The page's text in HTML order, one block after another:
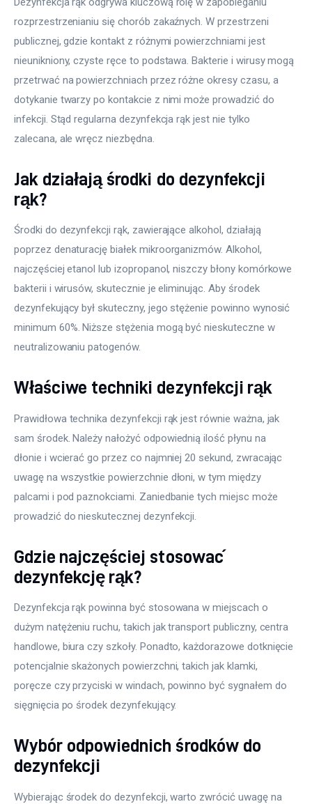
rozprzestrzenianiu się chorób zakaźnych. W przestrzeni
publicznej, gdzie kontakt z różnymi powierzchniami jest
nieunikniony, czyste ręce to podstawa. Bakterie i wirusy mogą
przetrwać na powierzchniach przez różne okresy czasu, a
dotykanie twarzy po kontakcie z nimi może prowadzić do
infekcji. Stąd regularna dezynfekcja rąk jest nie tylko
zalecana, ale wręcz niezbędna.
Jak działają środki do dezynfekcji
rąk?
Środki do dezynfekcji rąk, zawierające alkohol, działają
poprzez denaturację białek mikroorganizmów. Alkohol,
najczęściej etanol lub izopropanol, niszczy błony komórkowe
bakterii i wirusów, skutecznie je eliminując. Aby środek
dezynfekujący był skuteczny, jego stężenie powinno wynosić
minimum 60%. Niższe stężenia mogą być nieskuteczne w
neutralizowaniu patogenów.
Właściwe techniki dezynfekcji rąk
Prawidłowa technika dezynfekcji rąk jest równie ważna, jak
sam środek. Należy nałożyć odpowiednią ilość płynu na
dłonie i wcierać go przez co najmniej 20 sekund, zwracając
uwagę na wszystkie powierzchnie dłoni, w tym między
palcami i pod paznokciami. Zaniedbanie tych miejsc może
prowadzić do nieskutecznej dezynfekcji.
Gdzie najczęściej stosować
dezynfekcję rąk?
Dezynfekcja rąk powinna być stosowana w miejscach o
dużym natężeniu ruchu, takich jak transport publiczny, centra
handlowe, biura czy szkoły. Ponadto, każdorazowe dotknięcie
potencjalnie skażonych powierzchni, takich jak klamki,
poręcze czy przyciski w windach, powinno być sygnałem do
sięgnięcia po środek dezynfekujący.
Wybór odpowiednich środków do
dezynfekcji
Wybierając środek do dezynfekcji, warto zwrócić uwagę na